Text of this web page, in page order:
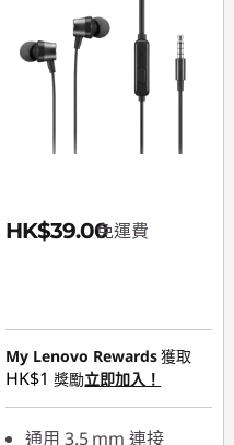
HK$39.00免運費
My Lenovo Rewards獲取
HK$1 獎勵立即加入！
通用 3.5 mm 連接